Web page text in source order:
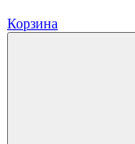
Корзина